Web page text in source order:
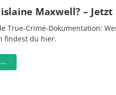
Maxwell? –
True-Crime-Dokumentation:
findest du hier.